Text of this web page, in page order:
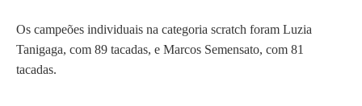
Os campeões individuais na categoria scratch foram Luzia
Tanigaga, com 89 tacadas, e Marcos Semensato, com 81
tacadas.